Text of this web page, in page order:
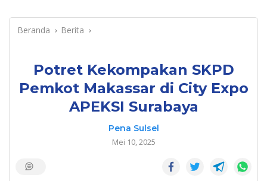
Beranda Berita
Potret Kekompakan SKPD
Pemkot Makassar di City Expo
APEKSI Surabaya
Pena Sulsel
Mei 10, 2025